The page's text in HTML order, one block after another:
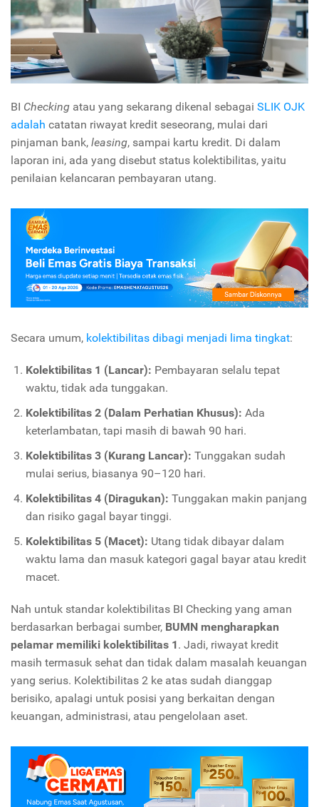
BI Checking atau yang sekarang dikenal sebagai SLIK OJK
adalah catatan riwayat kredit seseorang, mulai dari
pinjaman bank, leasing, sampai kartu kredit. Di dalam
laporan ini, ada yang disebut status kolektibilitas, yaitu
penilaian kelancaran pembayaran utang.
Secara umum, kolektibilitas dibagi menjadi lima tingkat:
Kolektibilitas 1 (Lancar): Pembayaran selalu tepat
waktu, tidak ada tunggakan.
Kolektibilitas 2 (Dalam Perhatian Khusus): Ada
keterlambatan, tapi masih di bawah 90 hari.
Kolektibilitas 3 (Kurang Lancar): Tunggakan sudah
mulai serius, biasanya 90–120 hari.
Kolektibilitas 4 (Diragukan): Tunggakan makin panjang
dan risiko gagal bayar tinggi.
Kolektibilitas 5 (Macet): Utang tidak dibayar dalam
waktu lama dan masuk kategori gagal bayar atau kredit
macet.
Nah untuk standar kolektibilitas BI Checking yang aman
berdasarkan berbagai sumber, BUMN mengharapkan
pelamar memiliki kolektibilitas 1. Jadi, riwayat kredit
masih termasuk sehat dan tidak dalam masalah keuangan
yang serius. Kolektibilitas 2 ke atas sudah dianggap
berisiko, apalagi untuk posisi yang berkaitan dengan
keuangan, administrasi, atau pengelolaan aset.